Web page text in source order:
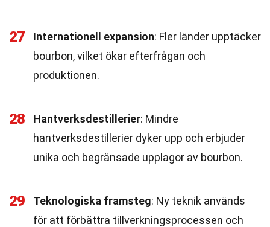
27 Internationell expansion: Fler länder upptäcker
bourbon, vilket ökar efterfrågan och
produktionen.
28 Hantverksdestillerier: Mindre
hantverksdestillerier dyker upp och erbjuder
unika och begränsade upplagor av bourbon.
29 Teknologiska framsteg: Ny teknik används
för att förbättra tillverkningsprocessen och